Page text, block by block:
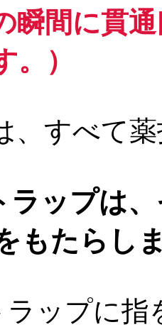
に貫通口
。）
すべて薬
ラップは
もたらし
ップに指